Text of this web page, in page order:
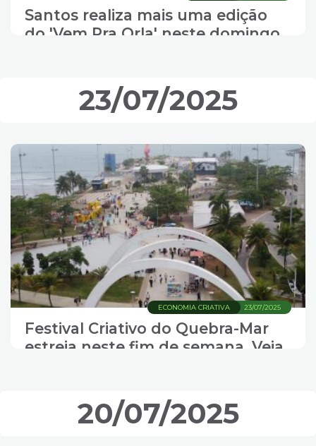
Santos realiza mais uma edição
do 'Vem Pra Orla' neste domingo
23/07/2025
23/07/2025
ECONOMIA CRIATIVA
Festival Criativo do Quebra-Mar
estreia neste fim de semana. Veja
20/07/2025